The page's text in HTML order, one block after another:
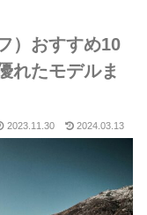
）おすすめ10
れたモデルま
2023.11.30 2024.03.13